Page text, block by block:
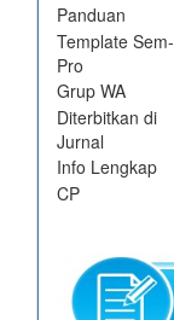
Panduan
Template Sem-
Pro
Grup WA
Diterbitkan di
Jurnal
Info Lengkap
CP